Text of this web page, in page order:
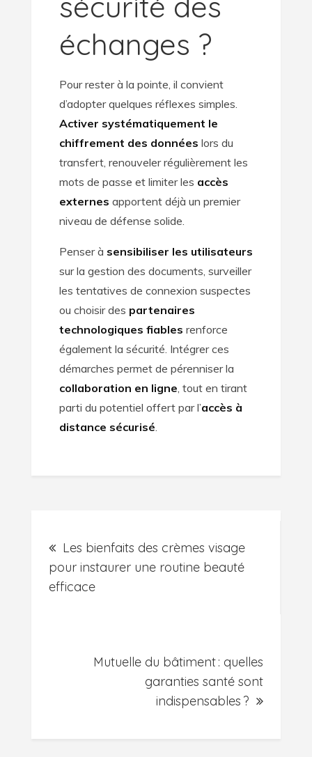
échanges ?
Pour rester à la pointe, il convient
d’adopter quelques réflexes simples.
Activer systématiquement le
chiffrement des données lors du
transfert, renouveler régulièrement les
mots de passe et limiter les accès
externes apportent déjà un premier
niveau de défense solide.
Penser à sensibiliser les utilisateurs
sur la gestion des documents, surveiller
les tentatives de connexion suspectes
ou choisir des partenaires
technologiques fiables renforce
également la sécurité. Intégrer ces
démarches permet de pérenniser la
collaboration en ligne , tout en tirant
parti du potentiel offert par l’accès à
distance sécurisé
navigation
Les bienfaits des crèmes visage
pour instaurer une routine beauté
efficace
Mutuelle du bâtiment : quelles
garanties santé sont
indispensables ?